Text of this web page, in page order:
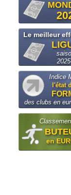
Le meilleur
Indice
l'état
des clubs en
en